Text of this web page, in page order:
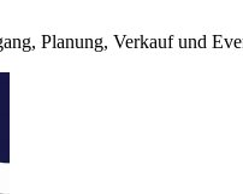
Planung, Verkauf und